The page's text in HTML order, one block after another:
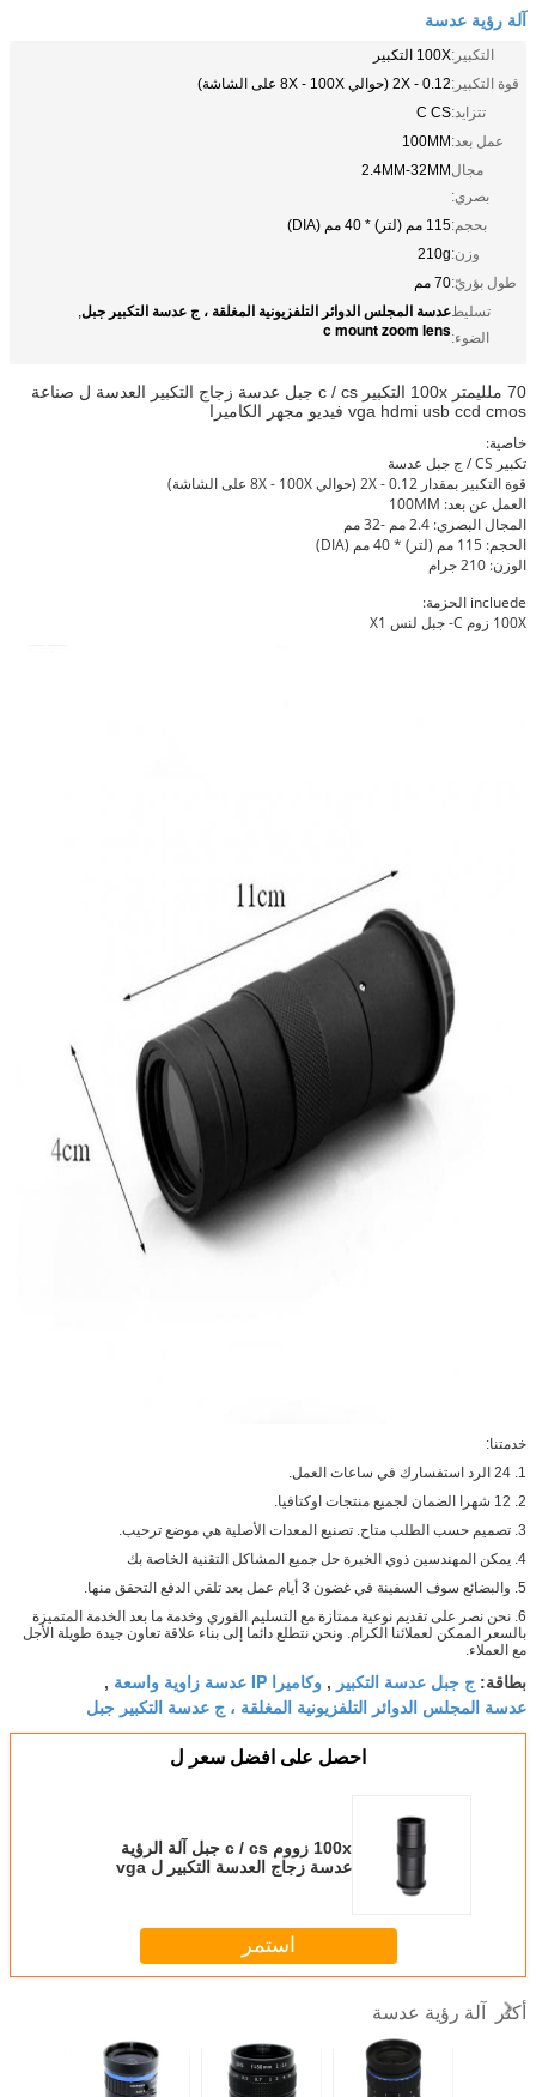
آلة رؤية عدسة
التكبير:100X التكبير
قوة التكبير:0.12 - 2X (حوالي 8X - 100X على الشاشة)
تتزايد:C CS
عمل بعد:100MM
مجال
بصري:
2.4MM-32MM
بحجم:115 مم (لتر) * 40 مم (DIA)
وزن:210g
طول بؤريّ:70 مم
تسليط
الضوء:
عدسة المجلس الدوائر التلفزيونية المغلقة ، ج عدسة التكبير جبل,
c mount zoom lens
70 ملليمتر 100x التكبير c / cs جبل عدسة زجاج التكبير العدسة ل صناعة
vga hdmi usb ccd cmos فيديو مجهر الكاميرا
خاصية:
تكبير CS / ج جبل عدسة
قوة التكبير بمقدار 0.12 - 2X (حوالي 8X - 100X على الشاشة)
العمل عن بعد: 100MM
المجال البصري: 2.4 مم -32 مم
الحجم: 115 مم (لتر) * 40 مم (DIA)
الوزن: 210 جرام
incluede الحزمة:
100X زوم C- جبل لنس X1
خدمتنا:
1. 24 الرد استفسارك في ساعات العمل.
2. 12 شهرا الضمان لجميع منتجات اوكتافيا.
3. تصميم حسب الطلب متاح.
تصنيع المعدات الأصلية هي موضع ترحيب.
4. يمكن المهندسين ذوي الخبرة حل جميع المشاكل التقنية الخاصة بك
5. والبضائع سوف السفينة في غضون 3 أيام عمل بعد تلقي الدفع التحقق منها.
6. نحن نصر على تقديم نوعية ممتازة مع التسليم الفوري وخدمة ما بعد الخدمة المتميزة
بالسعر الممكن لعملائنا الكرام. ونحن نتطلع دائما إلى بناء علاقة تعاون جيدة طويلة الأجل
مع العملاء.
بطاقة: ج جبل عدسة التكبير , وكاميرا IP عدسة زاوية واسعة ,
عدسة المجلس الدوائر التلفزيونية المغلقة ، ج عدسة التكبير جبل
احصل على افضل سعر ل
100x زووم c / cs جبل آلة الرؤية
عدسة زجاج العدسة التكبير ل vga
استمر
أكثر آلة رؤية عدسة